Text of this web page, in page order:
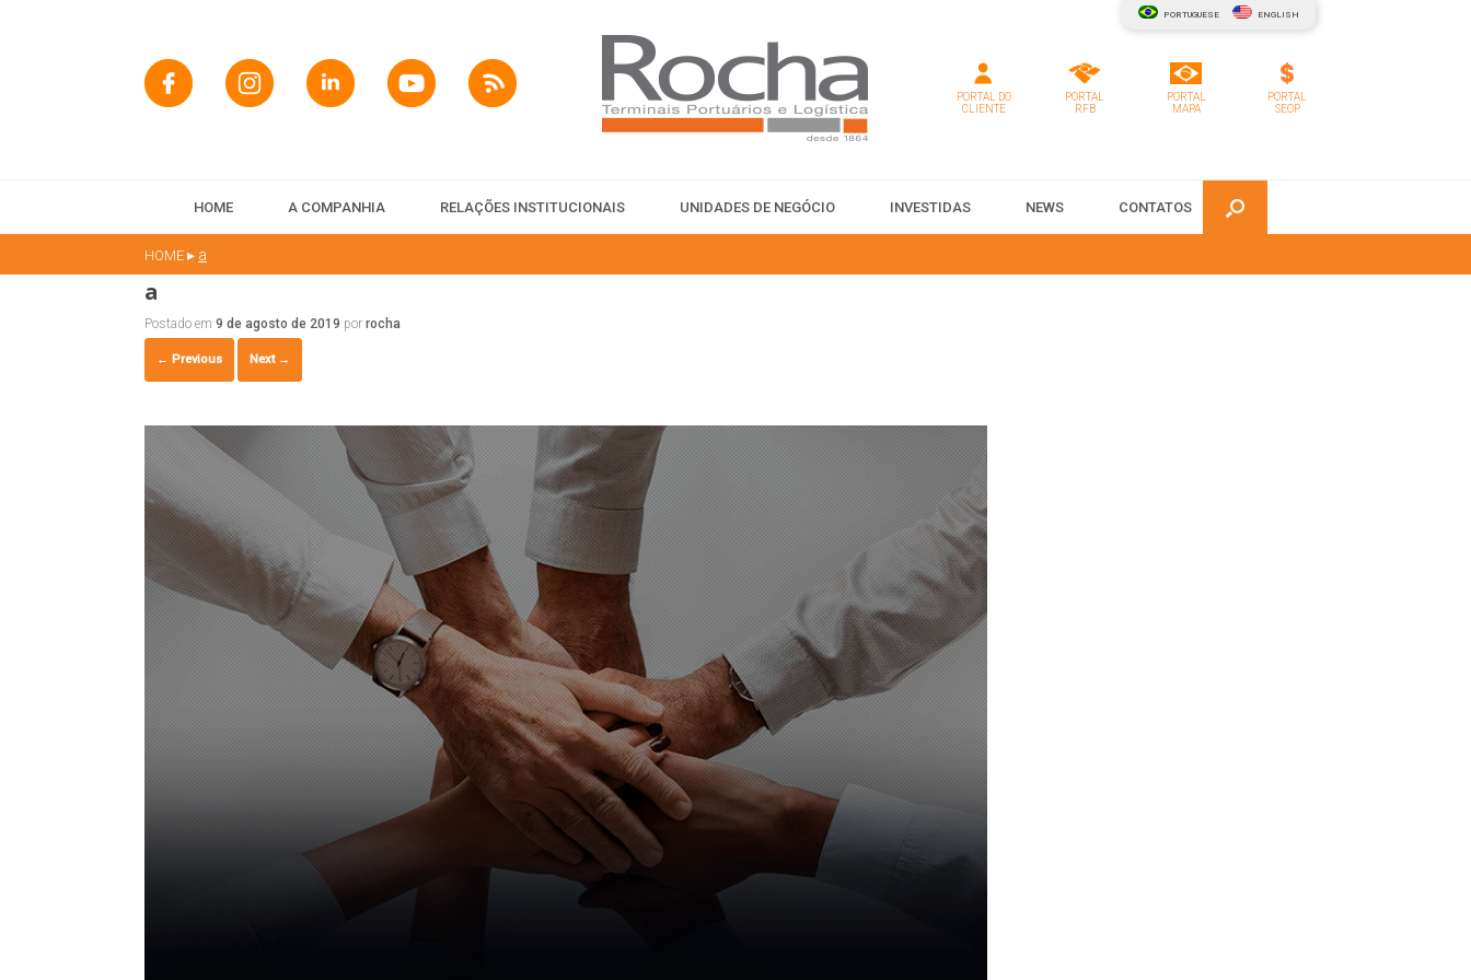
PORTUGUESE ENGLISH
PORTAL DO
CLIENTE
PORTAL
RFB
PORTAL
MAPA
PORTAL
SEOP
HOME A COMPANHIA RELAÇÕES INSTITUCIONAIS UNIDADES DE NEGÓCIO INVESTIDAS NEWS CONTATOS
HOME ▸ a
a
Postado em 9 de agosto de 2019 por rocha
← Previous Next →